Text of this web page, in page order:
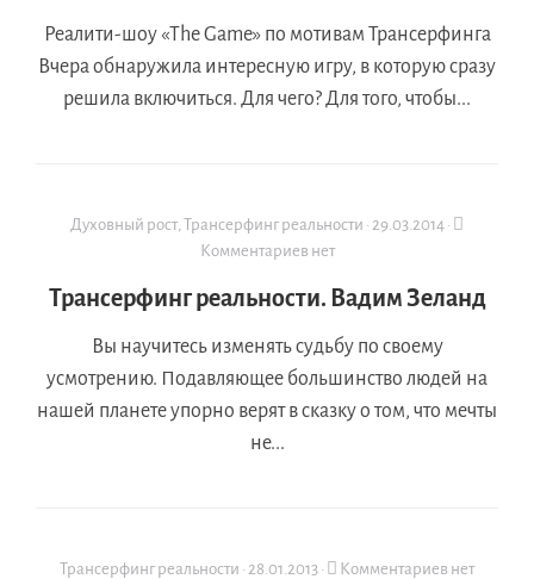
Реалити-шоу «The Game» по мотивам Трансерфинга
Вчера обнаружила интересную игру, в которую сразу
решила включиться. Для чего? Для того, чтобы...
Духовный рост,Трансерфинг реальности · 29.03.2014 ·
Комментариев нет
Трансерфинг реальности. Вадим Зеланд
Вы научитесь изменять судьбу по своему
усмотрению. Подавляющее большинство людей на
нашей планете упорно верят в сказку о том, что мечты
не...
Трансерфинг реальности · 28.01.2013 · Комментариев нет